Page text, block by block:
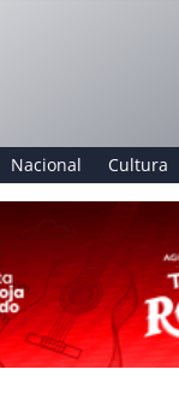
Nacional Cultura